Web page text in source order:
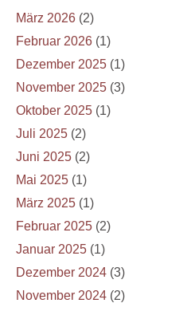
März 2026 (2)
Februar 2026 (1)
Dezember 2025 (1)
November 2025 (3)
Oktober 2025 (1)
Juli 2025 (2)
Juni 2025 (2)
Mai 2025 (1)
März 2025 (1)
Februar 2025 (2)
Januar 2025 (1)
Dezember 2024 (3)
November 2024 (2)